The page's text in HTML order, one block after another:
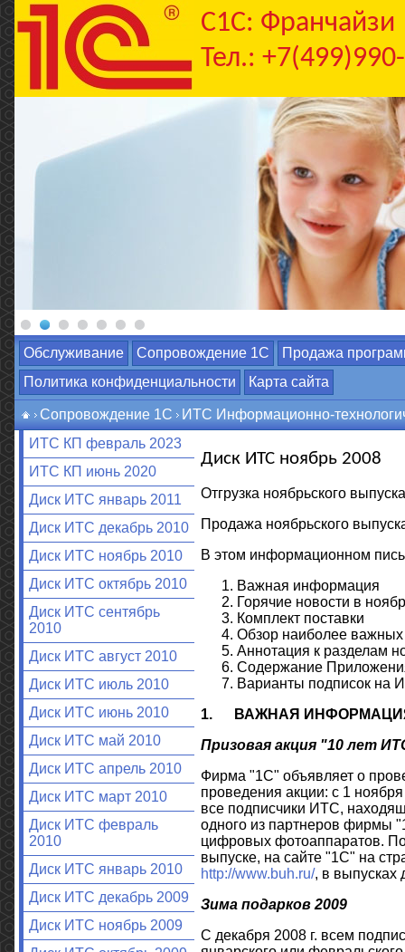
C1С: Франчайзи
Тел.:
Обслуживание Сопровождение 1С
Продажа
Политика конфиденциальности
Карта сайта
Сопровождение 1С
ИТС Информационно-
ИТС КП февраль 2023
ИТС КП июнь 2020
Диск ИТС январь 2011
Диск ИТС декабрь 2010
Диск ИТС ноябрь 2010
Диск ИТС октябрь 2010
Диск ИТС сентябрь
2010
Диск ИТС август 2010
Диск ИТС июль 2010
Диск ИТС июнь 2010
Диск ИТС май 2010
Диск ИТС апрель 2010
Диск ИТС март 2010
Диск ИТС февраль
2010
Диск ИТС январь 2010
Диск ИТС декабрь 2009
Диск ИТС ноябрь 2009
Диск ИТС ноябрь 2008
Отгрузка ноябрьского
Продажа ноябрьского
В этом информационном
Важная информация
Горячие новости в
Комплект поставки
Обзор наиболее важных
Аннотация к разделам
Содержание
Варианты подписок на
1.
ВАЖНАЯ
Призовая акция "10 лет
Фирма "1С" объявляет о
проведения акции: с 1
все подписчики ИТС,
одного из партнеров фирмы
цифровых фотоаппаратов.
выпуске, на сайте "1С" на
http://www.buh.ru/, в выпусках
Зима подарков 2009
С декабря 2008 г. всем